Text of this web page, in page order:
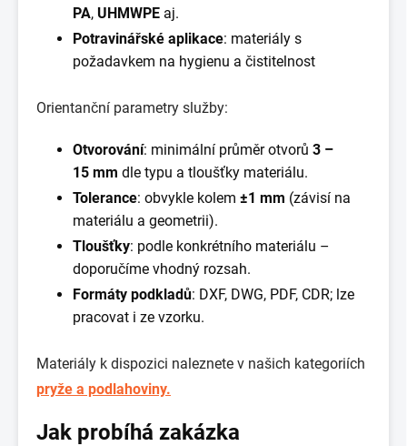
PA, UHMWPE aj.
Potravinářské aplikace: materiály s
požadavkem na hygienu a čistitelnost
Orientanční parametry služby:
Otvorování: minimální průměr otvorů 3 –
15 mm dle typu a tloušťky materiálu.
Tolerance: obvykle kolem ±1 mm (závisí na
materiálu a geometrii).
Tloušťky: podle konkrétního materiálu –
doporučíme vhodný rozsah.
Formáty podkladů: DXF, DWG, PDF, CDR; lze
pracovat i ze vzorku.
Materiály k dispozici naleznete v našich kategoriích
pryže a podlahoviny.
Jak probíhá zakázka